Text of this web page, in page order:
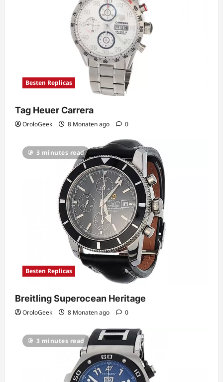
Besten Replicas
Tag Heuer Carrera
OroloGeek 8 Monaten ago 0
3 minutes read
Besten Replicas
Breitling Superocean Heritage
OroloGeek 8 Monaten ago 0
3 minutes read